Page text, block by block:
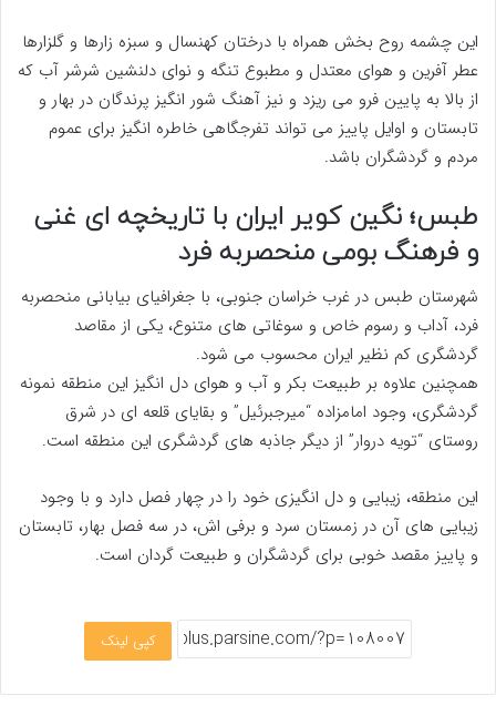
این چشمه روح بخش همراه با درختان کهنسال و سبزه زارها و گلزارها
عطر آفرین و هوای معتدل و مطبوع تنگه و نوای دلنشین شرشر آب که
از بالا به پایین فرو می ریزد و نیز آهنگ شور انگیز پرندگان در بهار و
تابستان و اوایل پاییز می تواند تفرجگاهی خاطره انگیز برای عموم
مردم و گردشگران باشد.
طبس؛ نگین کویر ایران با تاریخچه ای غنی
و فرهنگ بومی منحصربه فرد
شهرستان طبس در غرب خراسان جنوبی، با جغرافیای بیابانی منحصربه
فرد، آداب و رسوم خاص و سوغاتی های متنوع، یکی از مقاصد
گردشگری کم نظیر ایران محسوب می شود.
همچنین علاوه بر طبیعت بکر و آب و هوای دل انگیز این منطقه نمونه
گردشگری، وجود امامزاده “میرجبرئیل” و بقایای قلعه ای در شرق
روستای “تویه دروار” از دیگر جاذبه های گردشگری این منطقه است.
این منطقه، زیبایی و دل انگیزی خود را در چهار فصل دارد و با وجود
زیبایی های آن در زمستان سرد و برفی اش، در سه فصل بهار، تابستان
و پاییز مقصد خوبی برای گردشگران و طبیعت گردان است.
کپی لینک